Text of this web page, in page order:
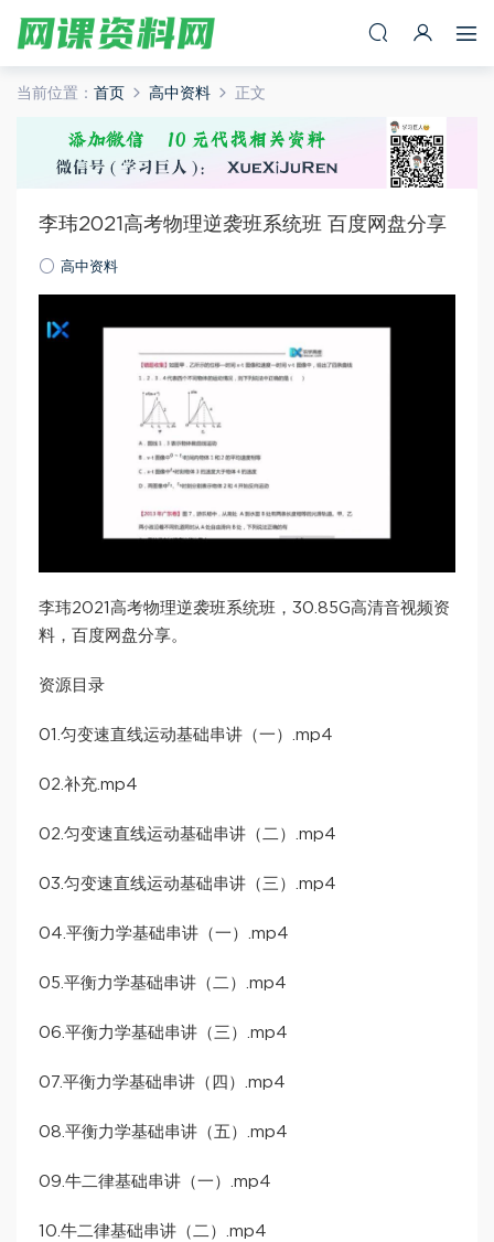
当前位置： 首页 高中资料 正文
李玮2021高考物理逆袭班系统班 百度网盘分享
高中资料
李玮2021高考物理逆袭班系统班，30.85G高清音视频资
料，百度网盘分享。
资源目录
01.匀变速直线运动基础串讲（一）.mp4
02.补充.mp4
02.匀变速直线运动基础串讲（二）.mp4
03.匀变速直线运动基础串讲（三）.mp4
04.平衡力学基础串讲（一）.mp4
05.平衡力学基础串讲（二）.mp4
06.平衡力学基础串讲（三）.mp4
07.平衡力学基础串讲（四）.mp4
08.平衡力学基础串讲（五）.mp4
09.牛二律基础串讲（一）.mp4
10.牛二律基础串讲（二）.mp4